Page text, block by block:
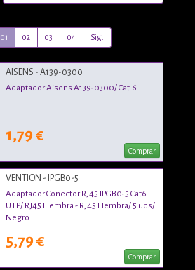
01 02 03 04 Sig.
AISENS - A139-0300
Adaptador Aisens A139-0300/ Cat.6
1,79 €
Comprar
VENTION - IPGB0-5
Adaptador Conector RJ45 IPGB0-5 Cat6
UTP/ RJ45 Hembra - RJ45 Hembra/ 5 uds/
Negro
5,79 €
Comprar